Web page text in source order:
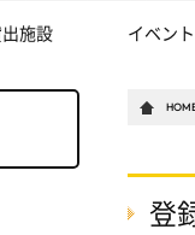
施設 イベン
登